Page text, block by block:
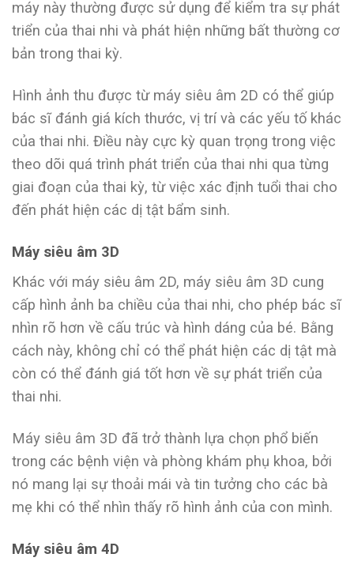
máy này thường được sử dụng để kiểm tra sự phát
triển của thai nhi và phát hiện những bất thường cơ
bản trong thai kỳ.
Hình ảnh thu được từ máy siêu âm 2D có thể giúp
bác sĩ đánh giá kích thước, vị trí và các yếu tố khác
của thai nhi. Điều này cực kỳ quan trọng trong việc
theo dõi quá trình phát triển của thai nhi qua từng
giai đoạn của thai kỳ, từ việc xác định tuổi thai cho
đến phát hiện các dị tật bẩm sinh.
Máy siêu âm 3D
Khác với máy siêu âm 2D, máy siêu âm 3D cung
cấp hình ảnh ba chiều của thai nhi, cho phép bác sĩ
nhìn rõ hơn về cấu trúc và hình dáng của bé. Bằng
cách này, không chỉ có thể phát hiện các dị tật mà
còn có thể đánh giá tốt hơn về sự phát triển của
thai nhi.
Máy siêu âm 3D đã trở thành lựa chọn phổ biến
trong các bệnh viện và phòng khám phụ khoa, bởi
nó mang lại sự thoải mái và tin tưởng cho các bà
mẹ khi có thể nhìn thấy rõ hình ảnh của con mình.
Máy siêu âm 4D